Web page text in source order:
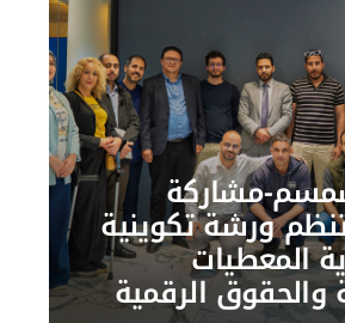
مشاركة
ورشة تكوينية
المعطيات
الرقمية